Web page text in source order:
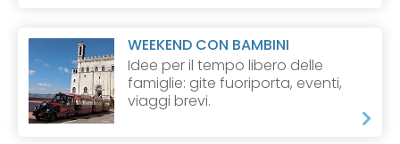
WEEKEND CON BAMBINI
Idee per il tempo libero delle
famiglie: gite fuoriporta, eventi,
viaggi brevi.